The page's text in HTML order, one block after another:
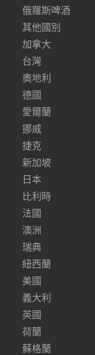
俄羅斯啤酒
其他國別
加拿大
台灣
奧地利
德國
愛爾蘭
挪威
捷克
新加坡
日本
比利時
法國
澳洲
瑞典
紐西蘭
美國
義大利
英國
荷蘭
蘇格蘭